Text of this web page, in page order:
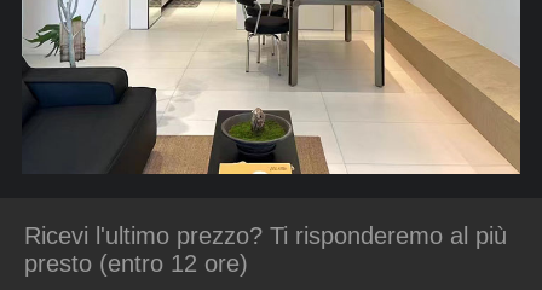
Ricevi l'ultimo prezzo? Ti risponderemo al più
presto (entro 12 ore)